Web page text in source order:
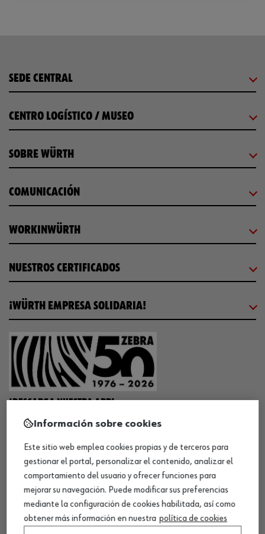
SEDE CENTRAL
CENTRO LOGÍSTICO / MUSEO
SOBRE WÜRTH
COMUNICACIÓN
WORKINWÜRTH
NUESTROS CERTIFICADOS
¡WÜRTH EMPRESA SOLIDARIA!
¡DESCARGA NUESTRA APP!
MÉTODOS DE PAGO
¡SÍGUENOS!
Información sobre cookies
Este sitio web emplea cookies propias y de terceros para
gestionar el portal, personalizar el contenido, analizar el
comportamiento del usuario y ofrecer funciones para
mejorar su navegación. Puede modificar sus preferencias
mediante la configuración de cookies habilitada, así como
obtener más información en nuestra política de cookies